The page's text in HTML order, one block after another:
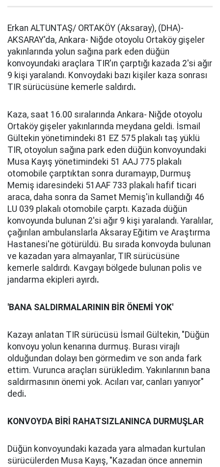
Erkan ALTUNTAŞ/ ORTAKÖY (Aksaray), (DHA)-
AKSARAY'da, Ankara- Niğde otoyolu Ortaköy gişeler
yakınlarında yolun sağına park eden düğün
konvoyundaki araçlara TIR'ın çarptığı kazada 2'si ağır
9 kişi yaralandı. Konvoydaki bazı kişiler kaza sonrası
TIR sürücüsüne kemerle saldırdı.
Kaza, saat 16.00 sıralarında Ankara- Niğde otoyolu
Ortaköy gişeler yakınlarında meydana geldi. İsmail
Gültekin yönetimindeki 81 EZ 575 plakalı taş yüklü
TIR, otoyolun sağına park eden düğün konvoyundaki
Musa Kayış yönetimindeki 51 AAJ 775 plakalı
otomobile çarptıktan sonra duramayıp, Durmuş
Memiş idaresindeki 51AAF 733 plakalı hafif ticari
araca, daha sonra da Samet Memiş'in kullandığı 46
LU 039 plakalı otomobile çarptı. Kazada düğün
konvoyunda bulunan 2'si ağır 9 kişi yaralandı. Yaralılar,
çağırılan ambulanslarla Aksaray Eğitim ve Araştırma
Hastanesi'ne götürüldü. Bu sırada konvoyda bulunan
ve kazadan yara almayanlar, TIR sürücüsüne
kemerle saldırdı. Kavgayı bölgede bulunan polis ve
jandarma ekipleri ayırdı.
'BANA SALDIRMALARININ BİR ÖNEMİ YOK'
Kazayı anlatan TIR sürücüsü İsmail Gültekin, "Düğün
konvoyu yolun kenarına durmuş. Burası virajlı
olduğundan dolayı ben görmedim ve son anda fark
ettim. Vurunca araçları sürükledim. Yakınlarının bana
saldırmasının önemi yok. Acıları var, canları yanıyor"
dedi.
KONVOYDA BİRİ RAHATSIZLANINCA DURMUŞLAR
Düğün konvoyundaki kazada yara almadan kurtulan
sürücülerden Musa Kayış, "Kazadan önce annemin